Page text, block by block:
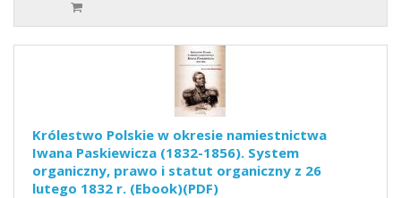
Królestwo Polskie w okresie namiestnictwa
Iwana Paskiewicza (1832-1856). System
organiczny, prawo i statut organiczny z 26
lutego 1832 r. (Ebook)(PDF)